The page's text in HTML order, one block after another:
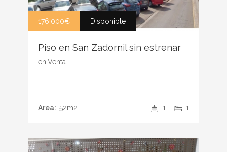
176.000€ Disponible
Piso en San Zadornil sin estrenar
en Venta
Area: 52m2 1
1